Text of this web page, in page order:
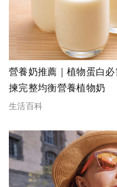
營養奶推薦｜植物蛋白
揀完整均衡營養植物奶
生活百科